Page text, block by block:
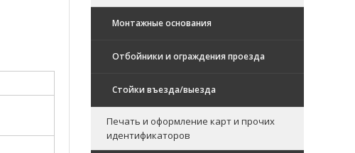
Монтажные основания
Отбойники и ограждения проезда
Стойки въезда/выезда
Печать и оформление карт и прочих
идентификаторов